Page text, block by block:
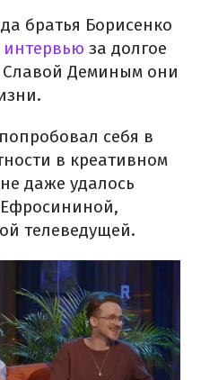
братья Борисенко
за долгое
Славой Деминым они
себя в
в креативном
даже удалось
телеведущей.